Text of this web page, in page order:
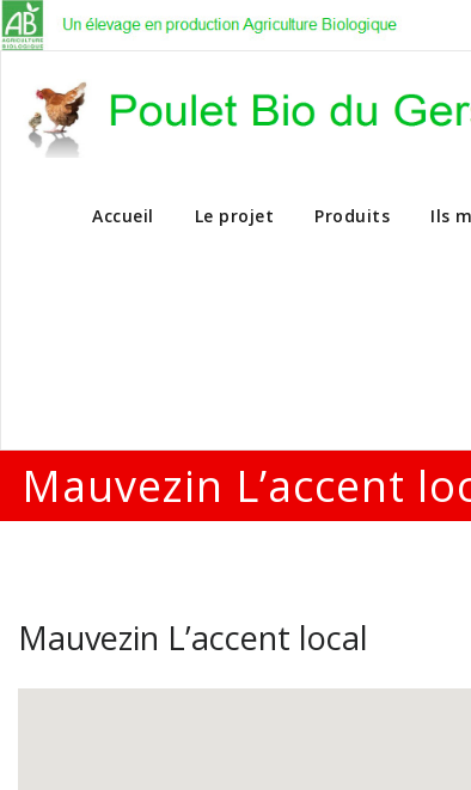
Vente
Accueil Le projet Produits Ils
Mauvezin L’accent
Mauvezin L’accent local